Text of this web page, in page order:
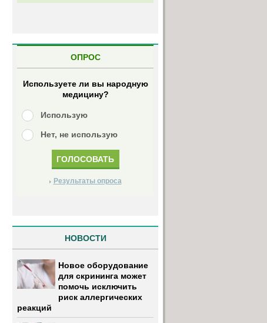
ОПРОС
Используете ли вы народную
медицину?
Использую
Нет, не использую
Результаты опроса
НОВОСТИ
Новое оборудование
для скрининга может
помочь исключить
риск аллергических
реакций